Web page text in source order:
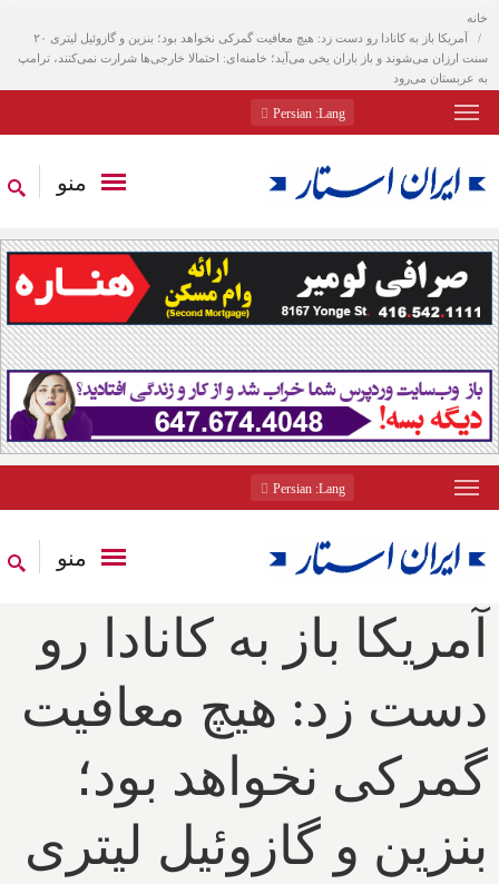
خانه
آمریکا باز به کانادا رو دست زد: هیچ معافیت گمرکی نخواهد بود؛ بنزین و گازوئیل لیتری ۲۰
سنت ارزان می‌شوند و باز باران یخی می‌آید؛ خامنه‌ای: احتمالا خارجی‌ها شرارت نمی‌کنند، ترامپ
به عربستان می‌رود
Lang
: Persian
منو
Lang
: Persian
منو
آمریکا باز به کانادا رو
دست زد: هیچ معافیت
گمرکی نخواهد بود؛
بنزین و گازوئیل لیتری